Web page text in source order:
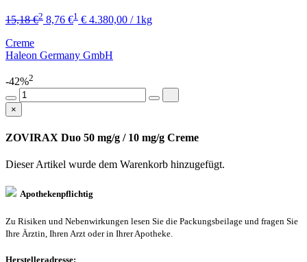
15,18 €2 8,76 €1 € 4.380,00 / 1kg
Creme
Haleon Germany GmbH
-42%2
×
ZOVIRAX Duo 50 mg/g / 10 mg/g Creme
Dieser Artikel wurde dem Warenkorb hinzugefügt.
Apothekenpflichtig
Zu Risiken und Nebenwirkungen lesen Sie die Packungsbeilage und fragen Sie
Ihre Ärztin, Ihren Arzt oder in Ihrer Apotheke.
Herstelleradresse: